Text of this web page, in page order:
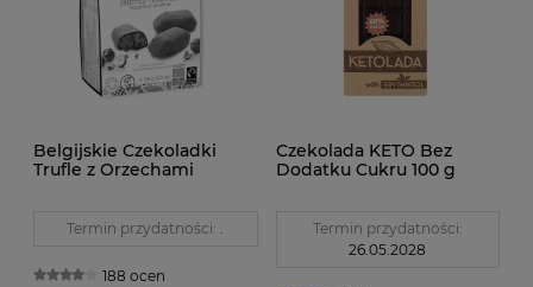
Belgijskie Czekoladki
Trufle z Orzechami
BIO 100 g Belvas
Termin przydatności:
188 ocen
Czekolada KETO Bez
Dodatku Cukru 100 g
Termin przydatności:
26.05.2028